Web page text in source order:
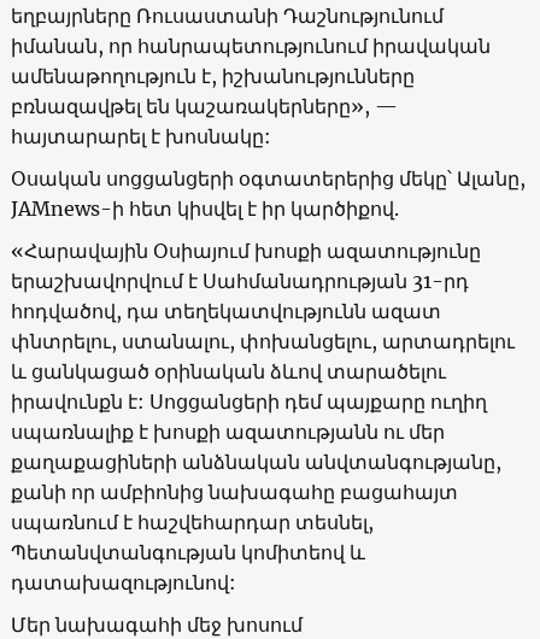
եղբայրները Ռուսաստանի Դաշնությունում
իմանան, որ հանրապետությունում իրավական
ամենաթողություն է, իշխանությունները
բռնազավթել են կաշառակերները», —
հայտարարել է խոսնակը:
Օսական սոցցանցերի օգտատերերից մեկը՝ Ալանը,
JAMnews-ի հետ կիսվել է իր կարծիքով.
«Հարավային Օսիայում խոսքի ազատությունը
երաշխավորվում է Սահմանադրության 31-րդ
հոդվածով, դա տեղեկատվությունն ազատ
փնտրելու, ստանալու, փոխանցելու, արտադրելու
և ցանկացած օրինական ձևով տարածելու
իրավունքն է: Սոցցանցերի դեմ պայքարը ուղիղ
սպառնալիք է խոսքի ազատությանն ու մեր
քաղաքացիների անձնական անվտանգությանը,
քանի որ ամբիոնից նախագահը բացահայտ
սպառնում է հաշվեհարդար տեսնել,
Պետանվտանգության կոմիտեով և
դատախազությունով:
Մեր նախագահի մեջ խոսում